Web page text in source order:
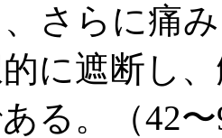
さらに痛
に遮断し
る。（42